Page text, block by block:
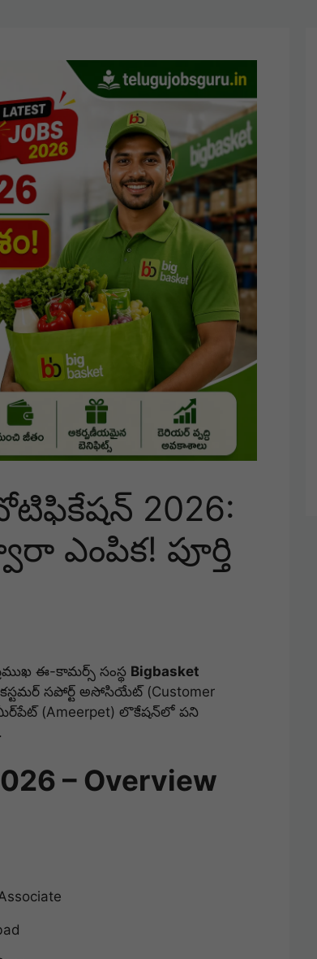
2026:
ఎంపిక! పూర్తి
ఈ-కామర్స్ సంస్థ Bigbasket
సపోర్ట్ అసోసియేట్ (Customer
అమీర్‌పేట్ (Ameerpet) లొకేషన్‌లో పని
– Overview